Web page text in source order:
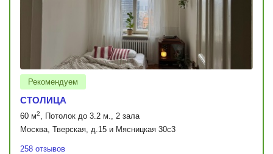
Рекомендуем
СТОЛИЦА
60 м2, Потолок до 3.2 м., 2 зала
Москва, Тверская, д.15 и Мясницкая 30с3
258 отзывов